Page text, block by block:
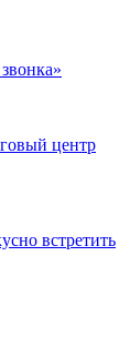
центр
встретить